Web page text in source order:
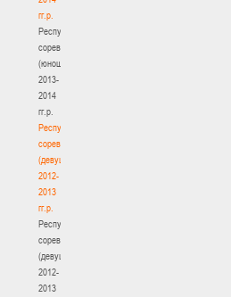
гг.р.
Республиканские
соревнования
(юноши)
2013-
2014
гг.р.
Республиканские
соревнования
(девушки)
2012-
2013
гг.р.
Республиканские
соревнования
(девушки)
2012-
2013